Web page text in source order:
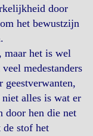
door
het bewustzijn
maar het is wel
medestanders
geestverwanten,
alles is wat er
door hen die net
stof het